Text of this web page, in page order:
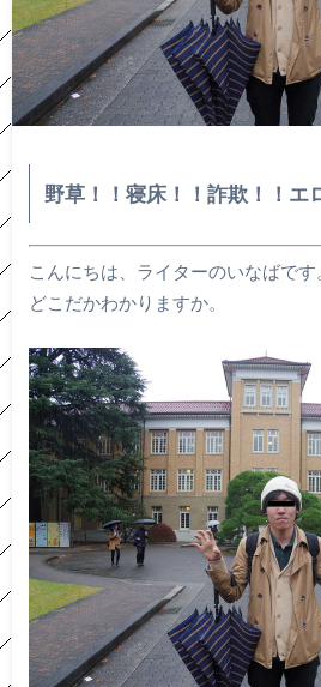
野草！！寝床！！詐欺！！エ
こんにちは、ライターのいなばです
どこだかわかりますか。